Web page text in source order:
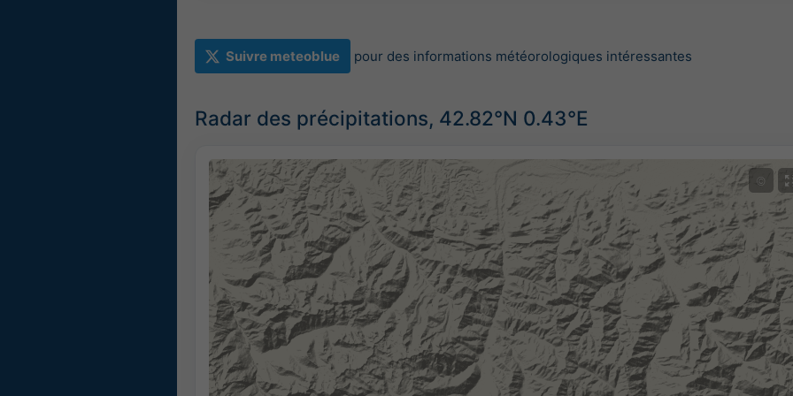
Suivre meteoblue pour des informations météorologiques intéressantes
Radar des précipitations, 42.82°N 0.43°E
©